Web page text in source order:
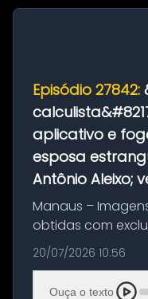
Episódio 27842:
aplicativo e
esposa
Antônio Aleixo;
Manaus –
obtidas com
momento da
morte de Larissa
ocorreu na noite
20/07/2026 10:56
Ouça o texto